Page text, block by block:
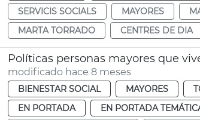
SERVICIS SOCIALS
MAYORES
MARTA TORRADO
CENTRES DE DIA
Políticas personas mayores que
modificado hace 8 meses
BIENESTAR SOCIAL MAYORES
EN PORTADA
EN PORTADA